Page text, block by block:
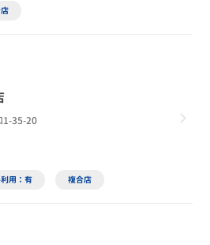
1-35-20
利用：有 複合店